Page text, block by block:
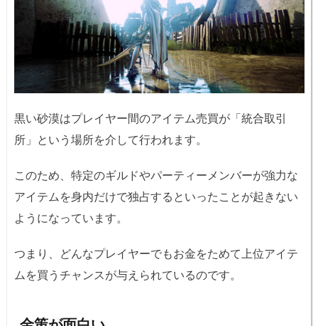
黒い砂漠はプレイヤー間のアイテム売買が「統合取引
所」という場所を介して行われます。
このため、特定のギルドやパーティーメンバーが強力な
アイテムを身内だけで独占するといったことが起きない
ようになっています。
つまり、どんなプレイヤーでもお金をためて上位アイテ
ムを買うチャンスが与えられているのです。